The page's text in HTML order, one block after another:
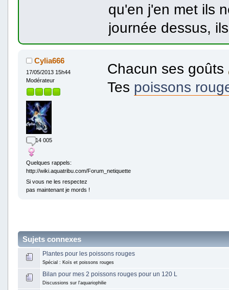
qu'en j'en met ils
journée dessus,
Cylia666
17/05/2013 15h44
Modérateur
14 005
Quelques rappels:
http://wiki.aquatribu.com/Forum_netiquette
Si vous ne les respectez
pas maintenant je mords !
Chacun ses goûts
Tes poissons
Sujets connexes
Plantes pour les poissons rouges
Spécial : Koïs et poissons rouges
Bilan pour mes 2 poissons rouges pour un 120 L
Discussions sur l'aquariophilie